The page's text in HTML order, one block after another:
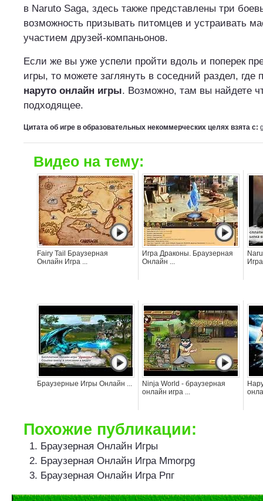
в Naruto Saga, здесь также представлены три
возможность призывать питомцев и устраивать
участием друзей-компаньонов.
Если же вы уже успели пройти вдоль и поперек
игры, то можете заглянуть в соседний раздел, где
наруто онлайн игры. Возможно, там вы найдете
подходящее.
Цитата об игре в образовательных некоммерческих целях взята с:
Видео на тему:
Fairy Tail Браузерная
Онлайн Игра ...
Игра Драконы. Браузерная
Онлайн ...
Игра
Браузерные Игры Онлайн ...
Ninja World - браузерная
онлайн игра ...
Похожие публикации:
Браузерная Онлайн Игры
Браузерная Онлайн Игра Mmorpg
Браузерная Онлайн Игра Рпг